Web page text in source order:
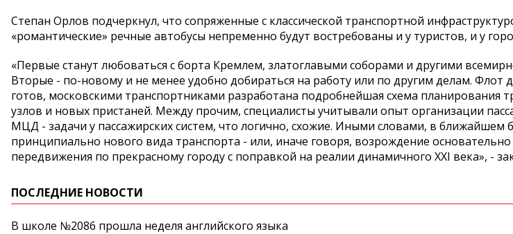
Степан Орлов подчеркнул, что сопряженные с классической транспортной
«романтические» речные автобусы непременно будут востребованы и у туристов, и у
«Первые станут любоваться с борта Кремлем, златоглавыми соборами и другими
Вторые - по-новому и не менее удобно добираться на работу или по другим делам. Флот
готов, московскими транспортниками разработана подробнейшая схема планирования
узлов и новых пристаней. Между прочим, специалисты учитывали опыт организации
МЦД - задачи у пассажирских систем, что логично, схожие. Иными словами, в ближайшем
принципиально нового вида транспорта - или, иначе говоря, возрождение основательно
передвижения по прекрасному городу с поправкой на реалии динамичного XXI века», -
ПОСЛЕДНИЕ НОВОСТИ
В школе №2086 прошла неделя английского языка